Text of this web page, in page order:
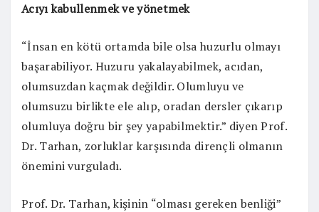
Acıyı kabullenmek ve yönetmek
“İnsan en kötü ortamda bile olsa huzurlu olmayı
başarabiliyor. Huzuru yakalayabilmek, acıdan,
olumsuzdan kaçmak değildir. Olumluyu ve
olumsuzu birlikte ele alıp, oradan dersler çıkarıp
olumluya doğru bir şey yapabilmektir.” diyen Prof.
Dr. Tarhan, zorluklar karşısında dirençli olmanın
önemini vurguladı.
Prof. Dr. Tarhan, kişinin “olması gereken benliği”